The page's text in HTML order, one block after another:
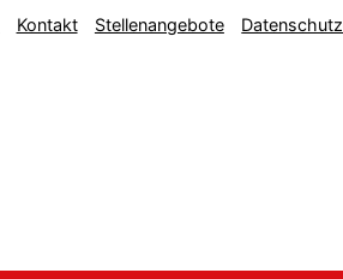
Kontakt Stellenangebote